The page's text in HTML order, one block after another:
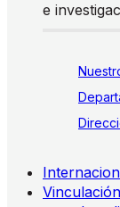
e
Vinculación